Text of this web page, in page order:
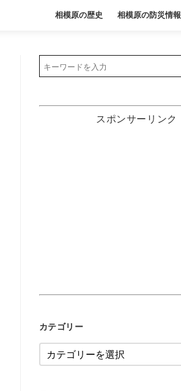
相模原の歴史 相模原の防災情報
スポンサーリンク
カテゴリー